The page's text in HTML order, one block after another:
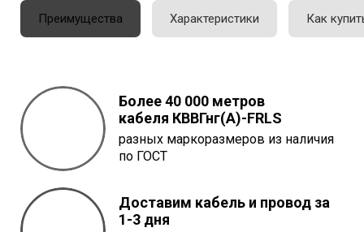
Преимущества Характеристики Как
Более 40 000 метров
кабеля КВВГнг(A)-FRLS
разных маркоразмеров из наличия
по ГОСТ
Доставим кабель и провод за
1-3 дня